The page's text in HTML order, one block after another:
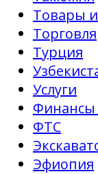
Товары и
Торговля
Турция
Услуги
Финансы
ФТС
Эфиопия